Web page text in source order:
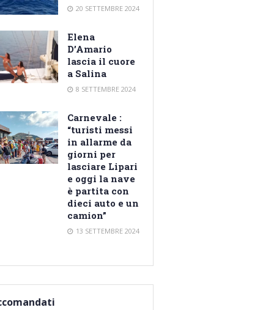
20 SETTEMBRE 2024
Elena
D’Amario
lascia il cuore
a Salina
8 SETTEMBRE 2024
Carnevale :
“turisti messi
in allarme da
giorni per
lasciare Lipari
e oggi la nave
è partita con
dieci auto e un
camion”
13 SETTEMBRE 2024